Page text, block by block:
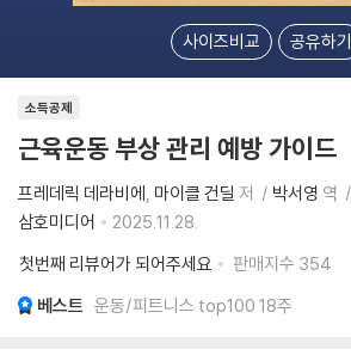
사이즈비교 공유하기
소득공제
근육운동 부상 관리 예방 가이드
프레데릭 데라비에 마이클 건딜 저 박서영 역
삼호미디어
2025.11.28.
첫번째 리뷰어가 되어주세요
판매지수 354
베스트 운동/피트니스 top100 18주